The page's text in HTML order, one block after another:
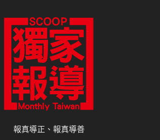
報真導正、報真導善